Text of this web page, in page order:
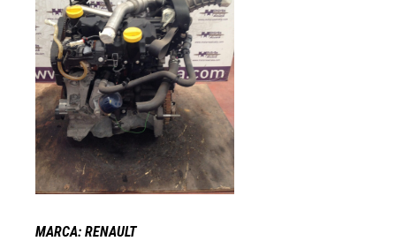
MARCA: RENAULT